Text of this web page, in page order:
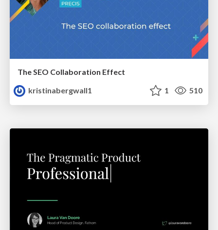
The SEO Collaboration Effect
kristinabergwall1
1 510